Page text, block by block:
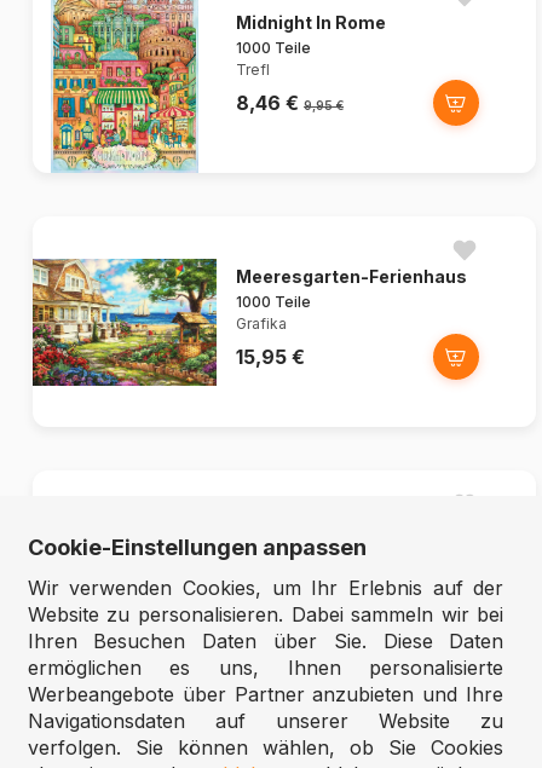
Midnight In Rome
1000 Teile
Trefl
8,46 € 9,95 €
Meeresgarten-Ferienhaus
1000 Teile
Grafika
15,95 €
Häschenprinzessin
500 Teile
Eurographics
10,95 €
Cookie-Einstellungen anpassen
Wir verwenden Cookies, um Ihr Erlebnis auf der
Website zu personalisieren. Dabei sammeln wir bei
Ihren Besuchen Daten über Sie. Diese Daten
ermöglichen es uns, Ihnen personalisierte
Werbeangebote über Partner anzubieten und Ihre
Navigationsdaten auf unserer Website zu
verfolgen. Sie können wählen, ob Sie Cookies